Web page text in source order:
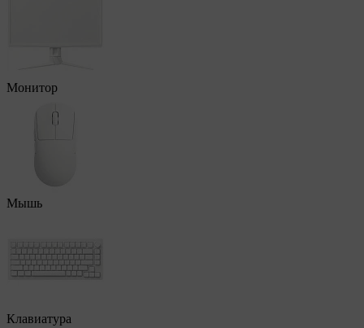
Монитор
Мышь
Клавиатура